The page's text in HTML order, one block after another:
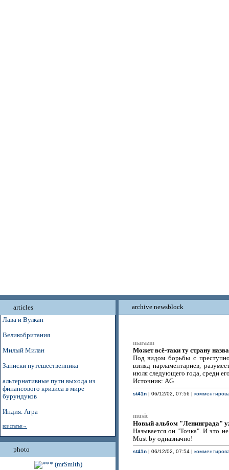
articles
Лава и Вулкан
Великобритания
Милый Милан
Записки путешественника
альтернативные пути выхода из
финансового кризиса в мире
бурундуков
Индия. Агра
все статьи→
photo
archive newsblock
marazm
Может всё-таки ту страну
Под видом борьбы с
взгляд парламентариев,
июля следующего года, среди
Источник: AG
st41n| 06/12/02, 07:56 |
music
Новый альбом "Ленинграда"
Называется он "Точка". И это
Must by одназначно!
st41n| 06/12/02, 07:54 |